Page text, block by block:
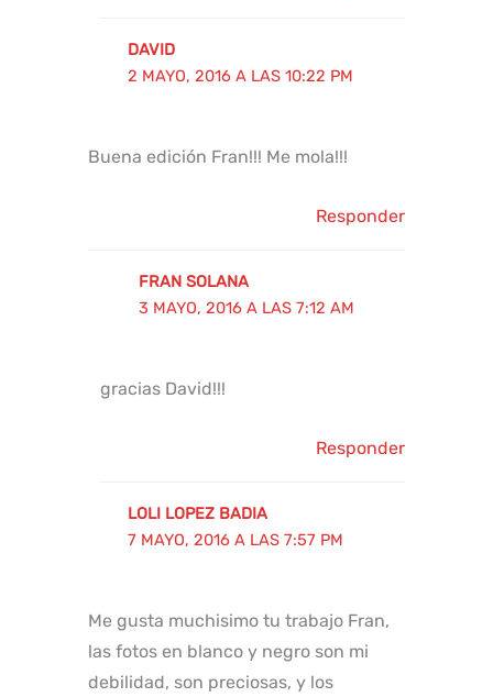
DAVID
2 MAYO, 2016 A LAS 10:22 PM
Buena edición Fran!!! Me mola!!!
Responder
FRAN SOLANA
3 MAYO, 2016 A LAS 7:12 AM
gracias David!!!
Responder
LOLI LOPEZ BADIA
7 MAYO, 2016 A LAS 7:57 PM
Me gusta muchisimo tu trabajo Fran,
las fotos en blanco y negro son mi
debilidad, son preciosas, y los